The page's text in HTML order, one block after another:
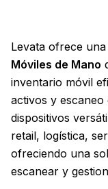
Levata ofrece
Móviles de Mano
inventario móvil
activos y escaneo
dispositivos
retail, logística,
ofreciendo una
escanear y